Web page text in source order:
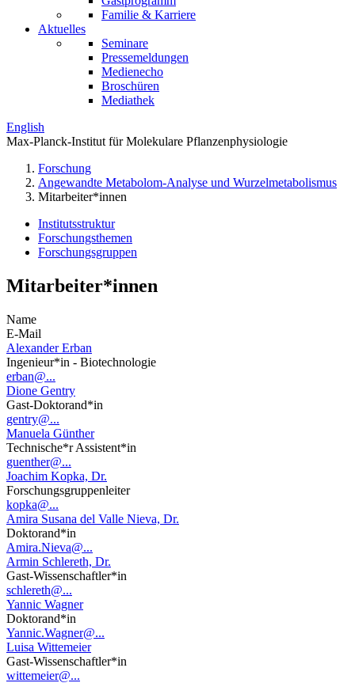
Familie & Karriere
Aktuelles
Seminare
Pressemeldungen
Medienecho
Broschüren
Mediathek
English
Max-Planck-Institut für Molekulare Pflanzenphysiologie
Forschung
Angewandte Metabolom-Analyse und Wurzelmetabolismus
Mitarbeiter*innen
Institutsstruktur
Forschungsthemen
Forschungsgruppen
Mitarbeiter*innen
Name
E-Mail
Alexander Erban
Ingenieur*in - Biotechnologie
erban@...
Dione Gentry
Gast-Doktorand*in
gentry@...
Manuela Günther
Technische*r Assistent*in
guenther@...
Joachim Kopka, Dr.
Forschungsgruppenleiter
kopka@...
Amira Susana del Valle Nieva, Dr.
Doktorand*in
Amira.Nieva@...
Armin Schlereth, Dr.
Gast-Wissenschaftler*in
schlereth@...
Yannic Wagner
Doktorand*in
Yannic.Wagner@...
Luisa Wittemeier
Gast-Wissenschaftler*in
wittemeier@...